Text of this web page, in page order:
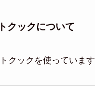
クックについて
クックを使っています